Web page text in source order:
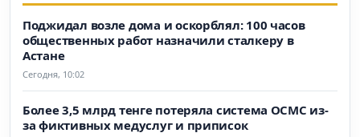
Поджидал возле дома и оскорблял: 100 часов
общественных работ назначили сталкеру в
Астане
Сегодня, 10:02
Более 3,5 млрд тенге потеряла система ОСМС из-
за фиктивных медуслуг и приписок